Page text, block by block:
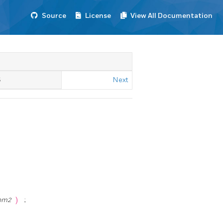
Source License View All Documentation
Next
) ;